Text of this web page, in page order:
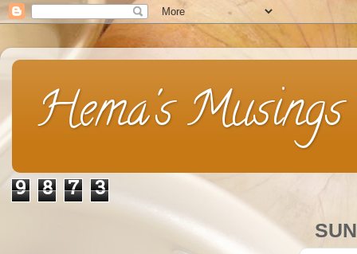
Hema's Musings
9 8 7 3